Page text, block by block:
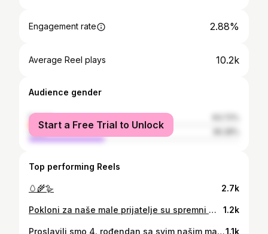
Engagement rate 2.88%
Average Reel plays 10.2k
Audience gender
female
male
Start a Free Trial to Unlock
Top performing Reels
🥚🌾🪿 2.7k
Pokloni za naše male prijatelje su spremni 🎁🧸🛍️✨ Kao i uvijek, kod mene nikakvih posebnih tehnika, nije ni najurednije na svijetu, samo lijepi papiri i trakice - ovaj put kombinacija Zare home i Sage-a, a za svoje piliće sam naravno pripremila nešto drugo, ali još nemam ni poklone pa ću to zamatati tek za par dana 🙃 Za tips&tricks u vezi zamatanja poklona pogledajte lijepi, smirujući video kod @mess_of_sparkles 🥰 1.2k
Proslavili smo 4. rođendan sa svim našim malim i velikim dragim ljudima 🎉💜 Bilo nam je lijepo i sretni smo, ali veselimo se odmoru od slavlja i priprema za slavlje 😁1.1k